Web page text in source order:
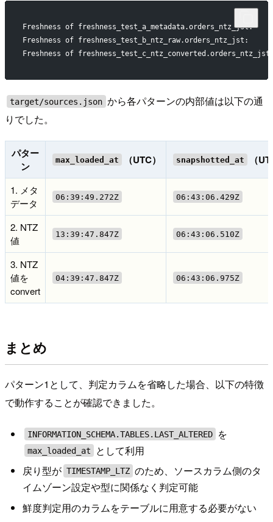
Freshness of freshness_test_a_metadata.orders_ntz_jst:
Freshness of freshness_test_b_ntz_raw.orders_ntz_jst:
Freshness of freshness_test_c_ntz_converted.orders_ntz_jst:
target/sources.json から各パターンの内部値は以下の通
りでした。
パター
ン
max_loaded_at （UTC） snapshotted_at （
1. メタ
データ
06:39:49.272Z 06:43:06.429Z
2. NTZ
値
13:39:47.847Z 06:43:06.510Z
3. NTZ
値を
convert
04:39:47.847Z 06:43:06.975Z
まとめ
パターン1として、判定カラムを省略した場合、以下の特徴
で動作することが確認できました。
INFORMATION_SCHEMA.TABLES.LAST_ALTERED を
max_loaded_at
として利用
戻り型が TIMESTAMP_LTZ のため、ソースカラム側のタ
イムゾーン設定や型に関係なく判定可能
鮮度判定用のカラムをテーブルに用意する必要がない